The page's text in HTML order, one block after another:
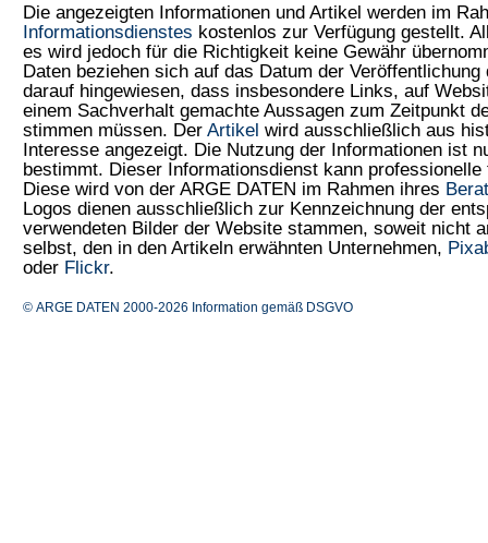
Die angezeigten Informationen und Artikel werden im
Informationsdienstes kostenlos zur Verfügung gestellt.
es wird jedoch für die Richtigkeit keine Gewähr
Daten beziehen sich auf das Datum der
darauf hingewiesen, dass insbesondere Links, auf
einem Sachverhalt gemachte Aussagen zum Zeitpunkt
stimmen müssen. Der Artikel wird ausschließlich aus
Interesse angezeigt. Die Nutzung der Informationen ist
bestimmt. Dieser Informationsdienst kann
Diese wird von der ARGE DATEN im Rahmen ihres
Logos dienen ausschließlich zur Kennzeichnung der
verwendeten Bilder der Website stammen, soweit nicht
selbst, den in den Artikeln erwähnten Unternehmen,
oder Flickr.
© ARGE DATEN 2000-2026 Information gemäß DSGVO